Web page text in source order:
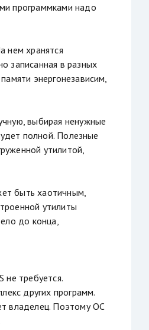
программками надо
нем хранятся
записанная в разных
энергонезависим,
выбирая ненужные
полной. Полезные
утилитой,
быть хаотичным,
утилиты
до конца,
не требуется.
других программ.
владелец. Поэтому ОС